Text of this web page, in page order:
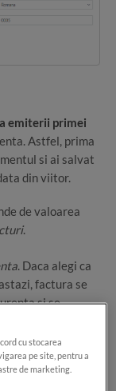
emiterii primei
Astfel, prima
si ai salvat
din viitor.
de valoarea
.
. Daca alegi ca
factura se
si se
cu stocarea
pe site, pentru a
de marketing.